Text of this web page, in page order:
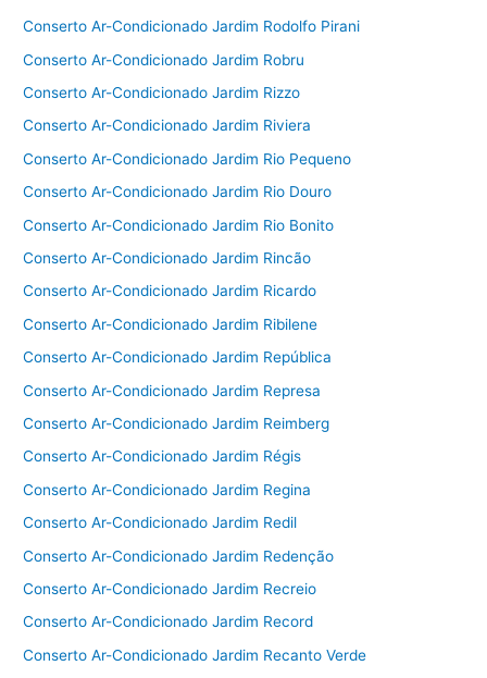
Conserto Ar-Condicionado Jardim Rodolfo Pirani
Conserto Ar-Condicionado Jardim Robru
Conserto Ar-Condicionado Jardim Rizzo
Conserto Ar-Condicionado Jardim Riviera
Conserto Ar-Condicionado Jardim Rio Pequeno
Conserto Ar-Condicionado Jardim Rio Douro
Conserto Ar-Condicionado Jardim Rio Bonito
Conserto Ar-Condicionado Jardim Rincão
Conserto Ar-Condicionado Jardim Ricardo
Conserto Ar-Condicionado Jardim Ribilene
Conserto Ar-Condicionado Jardim República
Conserto Ar-Condicionado Jardim Represa
Conserto Ar-Condicionado Jardim Reimberg
Conserto Ar-Condicionado Jardim Régis
Conserto Ar-Condicionado Jardim Regina
Conserto Ar-Condicionado Jardim Redil
Conserto Ar-Condicionado Jardim Redenção
Conserto Ar-Condicionado Jardim Recreio
Conserto Ar-Condicionado Jardim Record
Conserto Ar-Condicionado Jardim Recanto Verde